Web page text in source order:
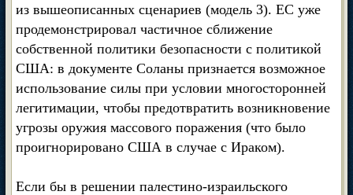
из вышеописанных сценариев (модель 3). ЕС уже
продемонстрировал частичное сближение
собственной политики безопасности с политикой
США: в документе Соланы признается возможное
использование силы при условии многосторонней
легитимации, чтобы предотвратить возникновение
угрозы оружия массового поражения (что было
проигнорировано США в случае с Ираком).
Если бы в решении палестино-израильского